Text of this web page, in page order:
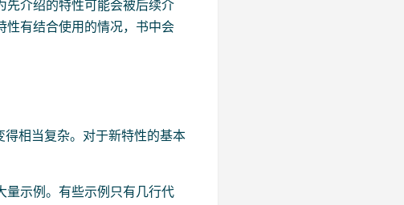
先介绍的特性可能会被后续介
性有结合使用的情况，书中会
相当复杂。对于新特性的基本
量示例。有些示例只有几行代